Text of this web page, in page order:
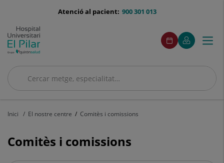
menu-
900 301 013
Atenció al pacient:
Cercar
Cercar
menuAcceso
Demaneu
cita
Aquest
enllaç
s'obrirà
finestra
El
meu
Aquest
enllaç
s'obrirà
finestra
Menú
Inici El nostre centre Comitès i comissions
Comitès i comissions